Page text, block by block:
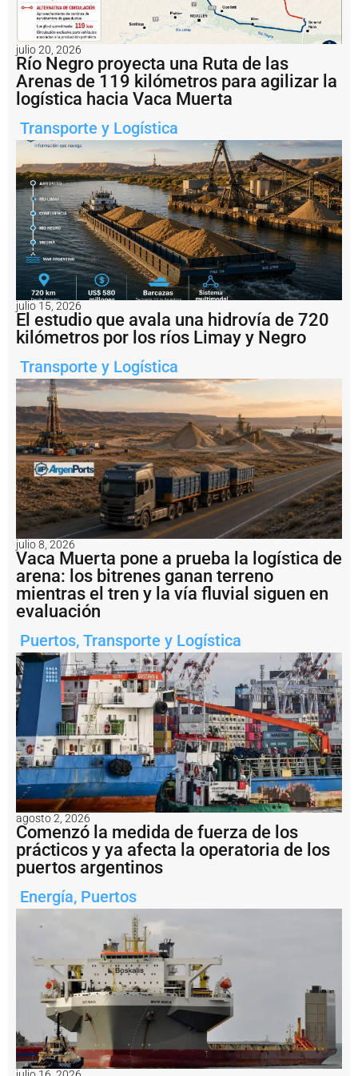
a
v
a
c
i
ó
n
d
e
l
a
h
i
s
t
ó
ri
T
e
r
i
n
a
l
I
d
e
l
P
u
e
r
t
o
V
il
l
a
o
n
s
ti
t
i
ó
n
t
r
a
s
c
a
s
7
0
r
t
o
julio 20, 2026
Río Negro proyecta una Ruta de las
Arenas de 119 kilómetros para agilizar la
logística hacia Vaca Muerta
Transporte y Logística
julio 15, 2026
El estudio que avala una hidrovía de 720
kilómetros por los ríos Limay y Negro
Transporte y Logística
julio 8, 2026
Vaca Muerta pone a prueba la logística de
arena: los bitrenes ganan terreno
mientras el tren y la vía fluvial siguen en
evaluación
Puertos, Transporte y Logística
agosto 2, 2026
Comenzó la medida de fuerza de los
prácticos y ya afecta la operatoria de los
puertos argentinos
Energía, Puertos